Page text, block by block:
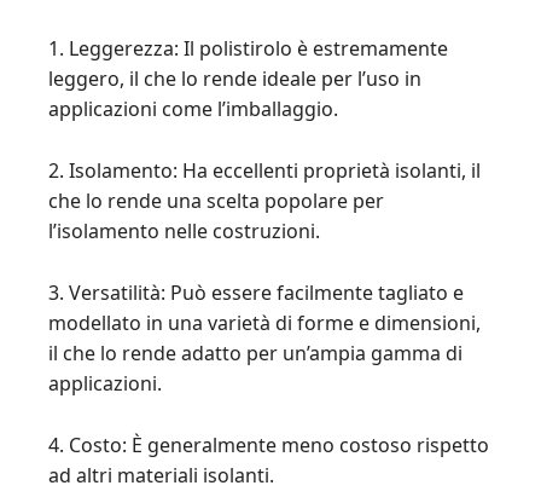
1. Leggerezza: Il polistirolo è estremamente
leggero, il che lo rende ideale per l’uso in
applicazioni come l’imballaggio.
2. Isolamento: Ha eccellenti proprietà isolanti, il
che lo rende una scelta popolare per
l’isolamento nelle costruzioni.
3. Versatilità: Può essere facilmente tagliato e
modellato in una varietà di forme e dimensioni,
il che lo rende adatto per un’ampia gamma di
applicazioni.
4. Costo: È generalmente meno costoso rispetto
ad altri materiali isolanti.